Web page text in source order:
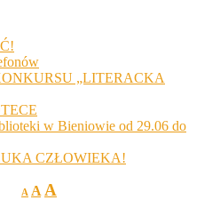
„LITERACKA
w Bieniowie od 29.06 do
CZŁOWIEKA!
A A A